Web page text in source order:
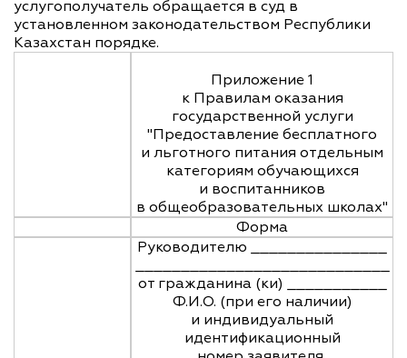
услугополучатель обращается в суд в
установленном законодательством Республики
Казахстан порядке.
Приложение 1
к Правилам оказания
государственной услуги
"Предоставление бесплатного
и льготного питания отдельным
категориям обучающихся
и воспитанников
в общеобразовательных школах"
Форма
Руководителю _______________
от гражданина (ки) ___________
Ф.И.О. (при его наличии)
и индивидуальный
идентификационный